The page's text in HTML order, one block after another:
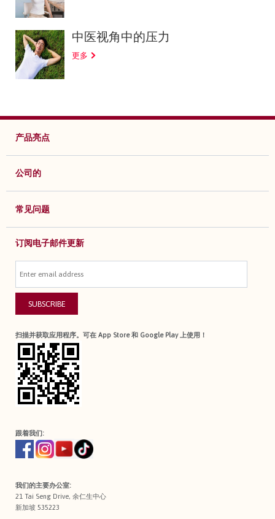
中医视角中的压力
更多
产品亮点
公司的
常见问题
订阅电子邮件更新
SUBSCRIBE
扫描并获取应用程序。可在 App Store 和 Google Play 上使用！
跟着我们:
我们的主要办公室:
21 Tai Seng Drive, 余仁生中心
新加坡 535223